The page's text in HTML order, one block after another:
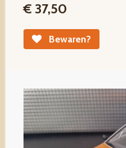
€ 37,50
Bewaren?